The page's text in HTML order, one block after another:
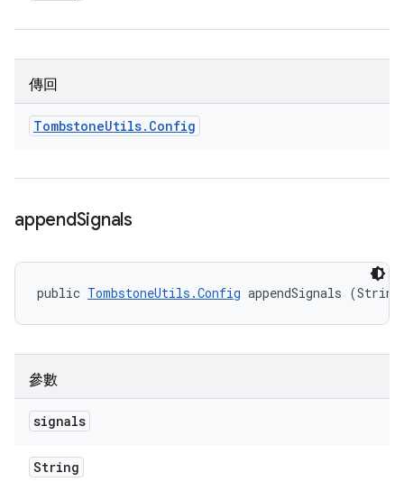
傳回
TombstoneUtils. Config
appendSignals
public TombstoneUtils.Config appendSignals
參數
signals
String